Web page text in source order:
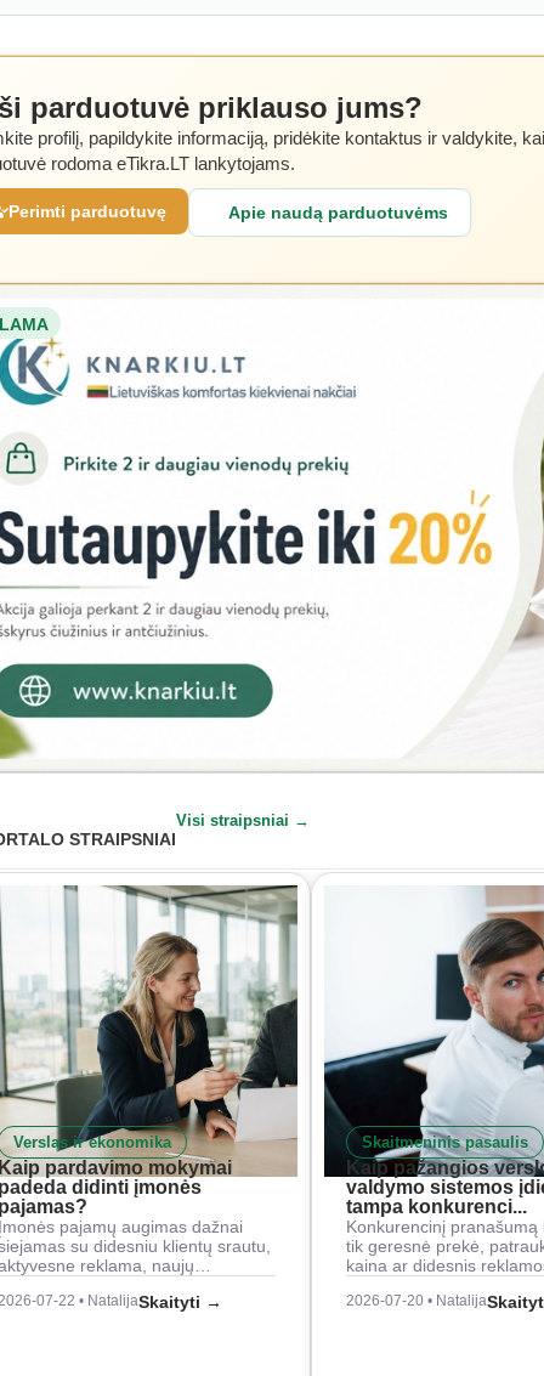
parduotuvė priklauso jums?
profilį, papildykite informaciją, pridėkite kontaktus ir valdykite,
rodoma eTikra.LT lankytojams.
Perimti parduotuvę Apie naudą parduotuvėms
STRAIPSNIAI
Visi straipsniai →
Verslas ir ekonomika
pardavimo mokymai
didinti įmonės
pajamų augimas dažnai
su didesniu klientų srautu,
reklama, naujų…
07-22 • NatalijaSkaityti →
Skaitmeninis pasaulis
Kaip pažangios
valdymo sistemos
tampa konkurenci...
Konkurencinį pranašumą
tik geresnė prekė,
kaina ar didesnis
2026-07-20 • Natalija